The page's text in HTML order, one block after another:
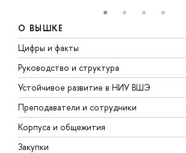
О ВЫШКЕ
Цифры и факты
Руководство и структура
Устойчивое развитие в НИУ ВШЭ
Преподаватели и сотрудники
Корпуса и общежития
Закупки